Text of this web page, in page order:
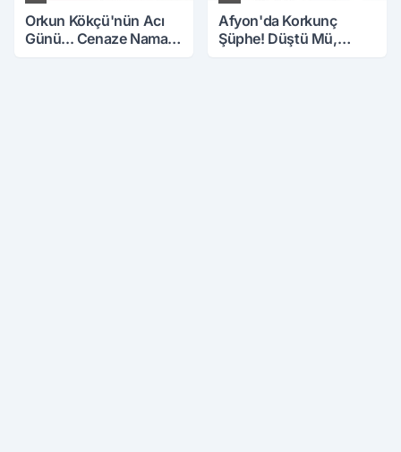
Orkun Kökçü'nün Acı
Günü... Cenaze Namazı
Afyon'da Korkunç
Şüphe! Düştü Mü,